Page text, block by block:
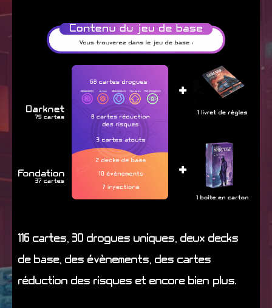
116 cartes, 30 drogues uniques, deux decks
de base, des évènements, des cartes
réduction des risques et encore bien plus.